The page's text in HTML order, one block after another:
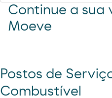
Continue a sua
Moeve
Postos de
Combustível